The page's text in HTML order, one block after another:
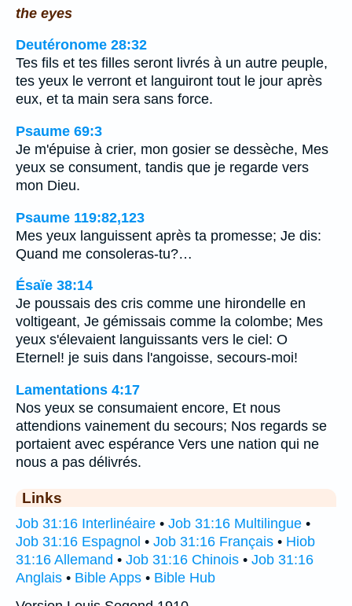
the eyes
Deutéronome 28:32
Tes fils et tes filles seront livrés à un autre peuple,
tes yeux le verront et languiront tout le jour après
eux, et ta main sera sans force.
Psaume 69:3
Je m'épuise à crier, mon gosier se dessèche, Mes
yeux se consument, tandis que je regarde vers
mon Dieu.
Psaume 119:82,123
Mes yeux languissent après ta promesse; Je dis:
Quand me consoleras-tu?…
Ésaïe 38:14
Je poussais des cris comme une hirondelle en
voltigeant, Je gémissais comme la colombe; Mes
yeux s'élevaient languissants vers le ciel: O
Eternel! je suis dans l'angoisse, secours-moi!
Lamentations 4:17
Nos yeux se consumaient encore, Et nous
attendions vainement du secours; Nos regards se
portaient avec espérance Vers une nation qui ne
nous a pas délivrés.
Links
Job 31:16 Interlinéaire • Job 31:16 Multilingue •
Job 31:16 Espagnol • Job 31:16 Français • Hiob
31:16 Allemand • Job 31:16 Chinois • Job 31:16
Anglais • Bible Apps • Bible Hub